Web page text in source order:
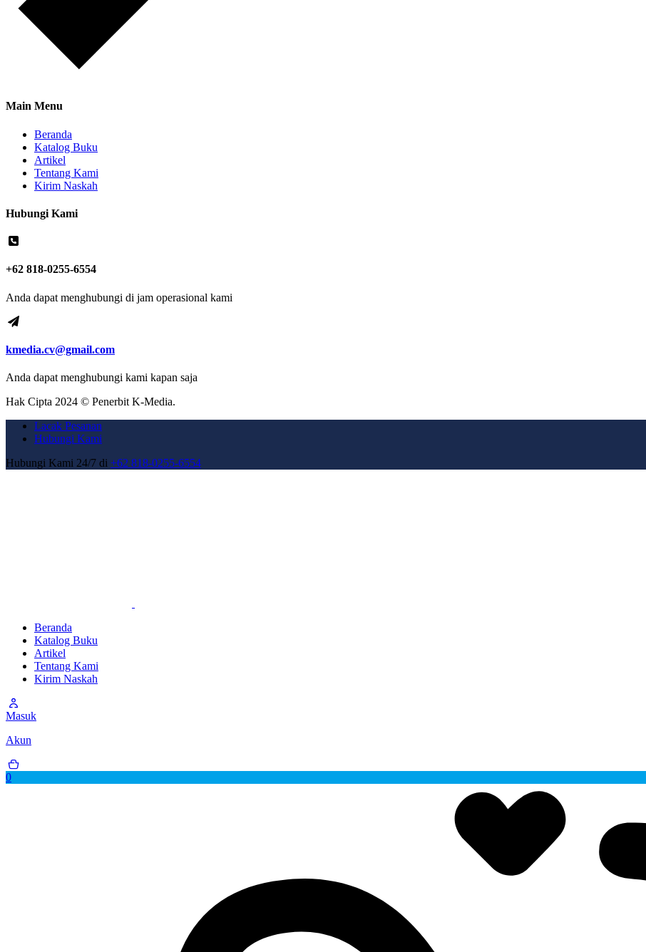
Main Menu
Beranda
Katalog Buku
Artikel
Tentang Kami
Kirim Naskah
Hubungi Kami
+62 818-0255-6554
Anda dapat menghubungi di jam operasional kami
kmedia.cv@gmail.com
Anda dapat menghubungi kami kapan saja
Hak Cipta 2024 © Penerbit K-Media.
Lacak Pesanan
Hubungi Kami
Hubungi Kami 24/7 di +62 818-0255-6554
Beranda
Katalog Buku
Artikel
Tentang Kami
Kirim Naskah
Masuk
Akun
0